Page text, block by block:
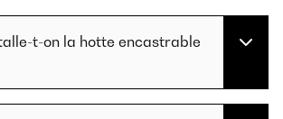
t-on la hotte encastrable